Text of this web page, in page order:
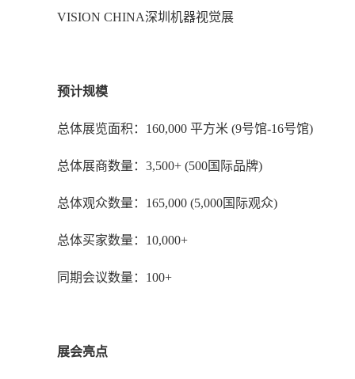
VISION CHINA深圳机器视觉展
预计规模
总体展览面积： 160,000 平方米 (9号馆-16号馆)
总体展商数量： 3,500+ (500国际品牌)
总体观众数量： 165,000 (5,000国际观众)
总体买家数量： 10,000+
同期会议数量： 100+
展会亮点